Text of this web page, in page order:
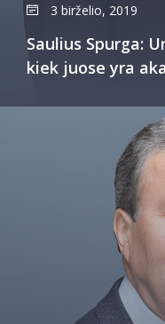
3 birželio, 2019
Saulius Spurga:
kiek juose yra